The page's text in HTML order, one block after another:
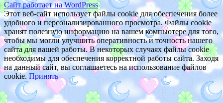
Сайт работает на WordPress
Этот веб-сайт использует файлы cookie для обеспечения более
удобного и персонализированного просмотра. Файлы cookie
хранят полезную информацию на вашем компьютере для того,
чтобы мы могли улучшить оперативность и точность нашего
сайта для вашей работы. В некоторых случаях файлы cookie
необходимы для обеспечения корректной работы сайта. Заходя
на данный сайт, вы соглашаетесь на использование файлов
cookie. Принять